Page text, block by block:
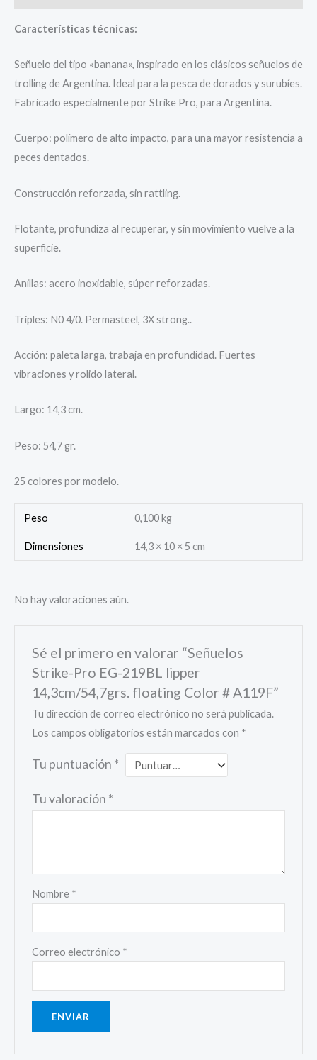
Características técnicas:
Señuelo del tipo «banana», inspirado en los clásicos señuelos de
trolling de Argentina. Ideal para la pesca de dorados y surubíes.
Fabricado especialmente por Strike Pro, para Argentina.
Cuerpo: polímero de alto impacto, para una mayor resistencia a
peces dentados.
Construcción reforzada, sin rattling.
Flotante, profundiza al recuperar, y sin movimiento vuelve a la
superficie.
Anillas: acero inoxidable, súper reforzadas.
Triples: N0 4/0. Permasteel, 3X strong..
Acción: paleta larga, trabaja en profundidad. Fuertes
vibraciones y rolido lateral.
Largo: 14,3 cm.
Peso: 54,7 gr.
25 colores por modelo.
Peso 0,100 kg
Dimensiones 14,3 × 10 × 5 cm
No hay valoraciones aún.
Sé el primero en valorar “Señuelos
Strike-Pro EG-219BL lipper
14,3cm/54,7grs. floating Color # A119F”
Tu dirección de correo electrónico no será publicada.
Los campos obligatorios están marcados con *
Tu puntuación *
Tu valoración *
Nombre *
Correo electrónico *